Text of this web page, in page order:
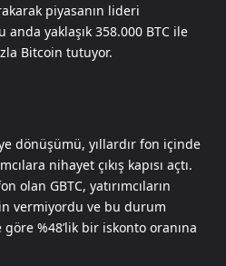
piyasanın lideri
yaklaşık 358.000 BTC ile
Bitcoin tutuyor.
dönüşümü, yıllardır fon içinde
nihayet çıkış kapısı açtı.
olan GBTC, yatırımcıların
vermiyordu ve bu durum
%48’lik bir iskonto oranına